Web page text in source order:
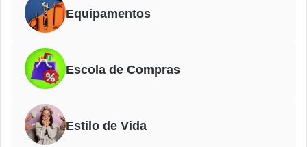
Equipamentos
Escola de Compras
Estilo de Vida